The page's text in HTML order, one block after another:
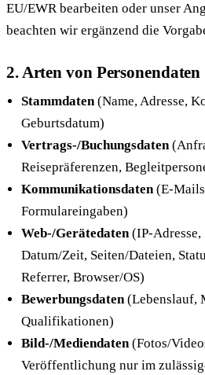
EU/EWR bearbeiten oder unser
beachten wir ergänzend die
2. Arten von Personendaten
Stammdaten (Name, Adresse,
Geburtsdatum)
Vertrags-/Buchungsdaten
Reisepräferenzen,
Kommunikationsdaten (E-
Formulareingaben)
Web-/Gerätedaten (IP-
Datum/Zeit, Seiten/Dateien,
Referrer, Browser/OS)
Bewerbungsdaten (Lebenslauf,
Qualifikationen)
Bild-/Mediendaten (Fotos/
Veröffentlichung nur im